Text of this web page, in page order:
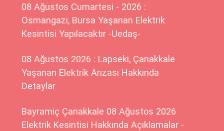
08 Ağustos Cumartesi - 2026 :
Osmangazi, Bursa Yaşanan Elektrik
Kesintisi Yapılacaktır -Uedaş-
08 Ağustos 2026 : Lapseki, Çanakkale
Yaşanan Elektrik Arızası Hakkında
Detaylar
Bayramiç Çanakkale 08 Ağustos 2026
Elektrik Kesintisi Hakkında Açıklamalar -